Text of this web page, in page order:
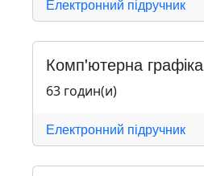
Електронний підручник
Комп'ютерна графіка
63 годин(и)
Електронний підручник